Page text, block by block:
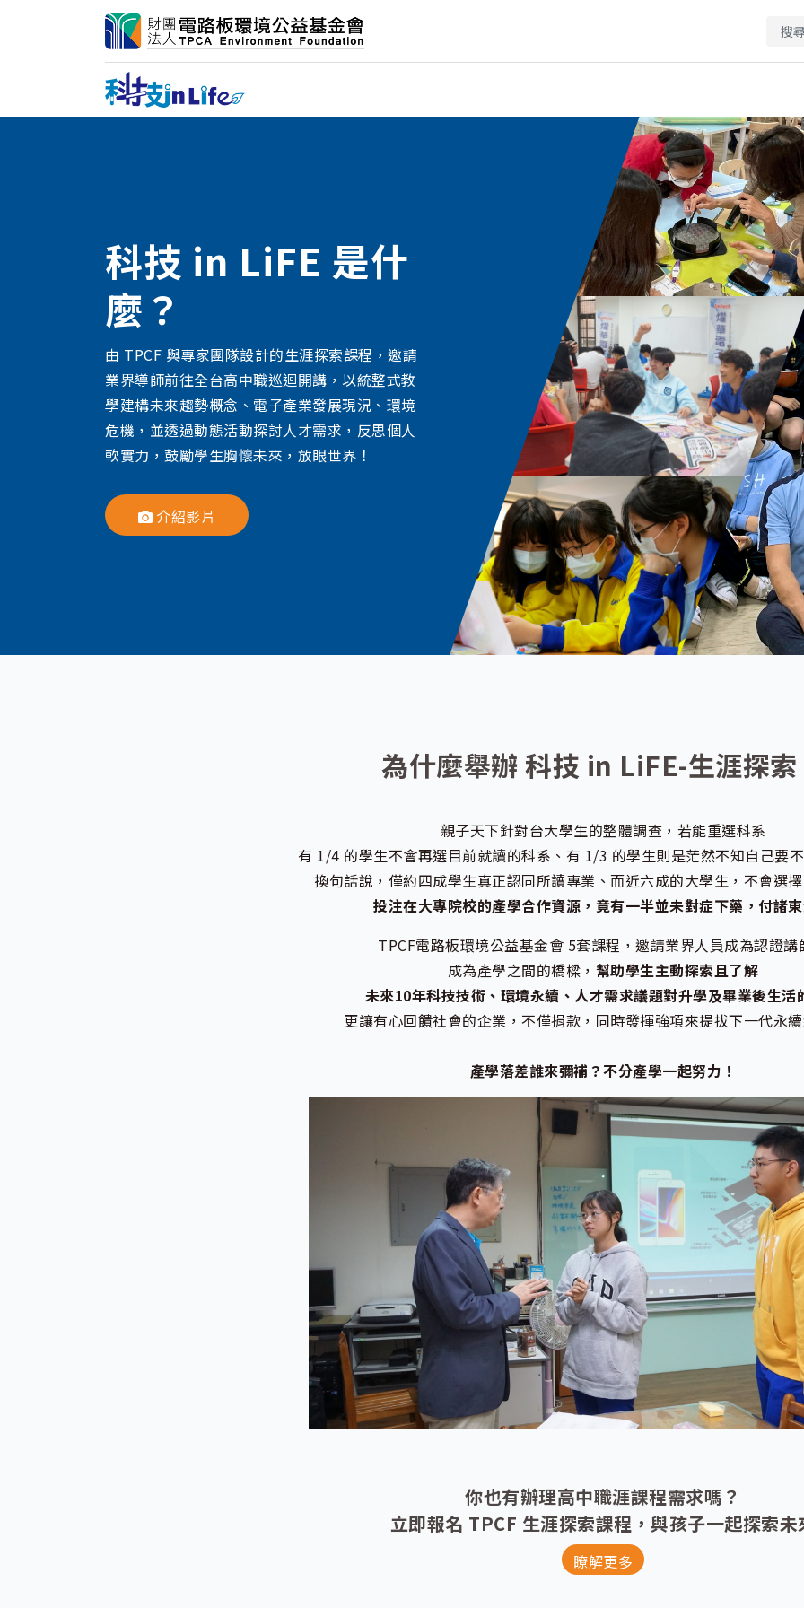
科技 in LiFE 是什
麼？
由 TPCF 與專家團隊設計的生涯探索課程，邀請
業界導師前往全台高中職巡迴開講，以統整式教
學建構未來趨勢概念、電子產業發展現況、環境
危機，並透過動態活動探討人才需求，反思個人
軟實力，鼓勵學生胸懷未來，放眼世界！
介紹影片
為什麼舉辦 科技 in LiFE-生涯探
親子天下針對台大學生的整體調查，若能重選科系
有 1/4 的學生不會再選目前就讀的科系、有 1/3 的學生則是茫然不知自己要
換句話說，僅約四成學生真正認同所讀專業、而近六成的大學生，不會選
投注在大專院校的產學合作資源，竟有一半並未對症下藥，付諸
TPCF電路板環境公益基金會 5套課程，邀請業界人員成為認證講
成為產學之間的橋樑， 幫助學生主動探索且了解
未來10年科技技術、環境永續、人才需求議題對升學及畢業後生活
更讓有心回饋社會的企業，不僅捐款，同時發揮強項來提拔下一代永
產學落差誰來彌補？不分產學一起努力！
你也有辦理高中職涯課程需求嗎？
立即報名 TPCF 生涯探索課程，與孩子一起探索未
瞭解更多